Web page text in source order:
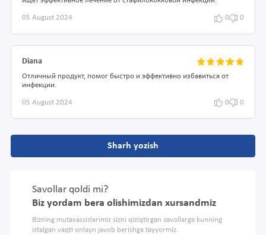
05 August 2024 0 0
Diana
Отличный продукт, помог быстро и эффективно избавиться от
инфекции.
05 August 2024 0 0
Sharh yozish
Savollar qoldi mi?
Biz yordam bera olishimizdan xursandmiz
Bizning mutaxassislarimiz sizni qiziqtirgan savollarga kunning
istalgan vaqti onlayn javob berishga tayyormiz.